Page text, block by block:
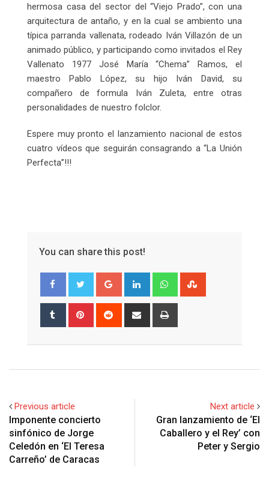
hermosa casa del sector del “Viejo Prado”, con una
arquitectura de antaño, y en la cual se ambiento una
típica parranda vallenata, rodeado Iván Villazón de un
animado público, y participando como invitados el Rey
Vallenato 1977 José María “Chema” Ramos, el
maestro Pablo López, su hijo Iván David, su
compañero de formula Iván Zuleta, entre otras
personalidades de nuestro folclor.
Espere muy pronto el lanzamiento nacional de estos
cuatro vídeos que seguirán consagrando a “La Unión
Perfecta”!!!
You can share this post!
Google+ LinkedIn Whatsapp
Tumblr Pinterest Reddit
Share
Previous article
Imponente concierto
sinfónico de Jorge
Celedón en ‘El Teresa
Carreño’ de Caracas
Next article
Gran lanzamiento de ‘El
Caballero y el Rey’ con
Peter y Sergio